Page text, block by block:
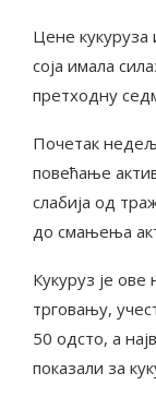
Цене кукуруза
соја имала
претходну
Почетак
повећање
слабија од
до смањења
Кукуруз је
трговању,
50 одсто, а
показали за